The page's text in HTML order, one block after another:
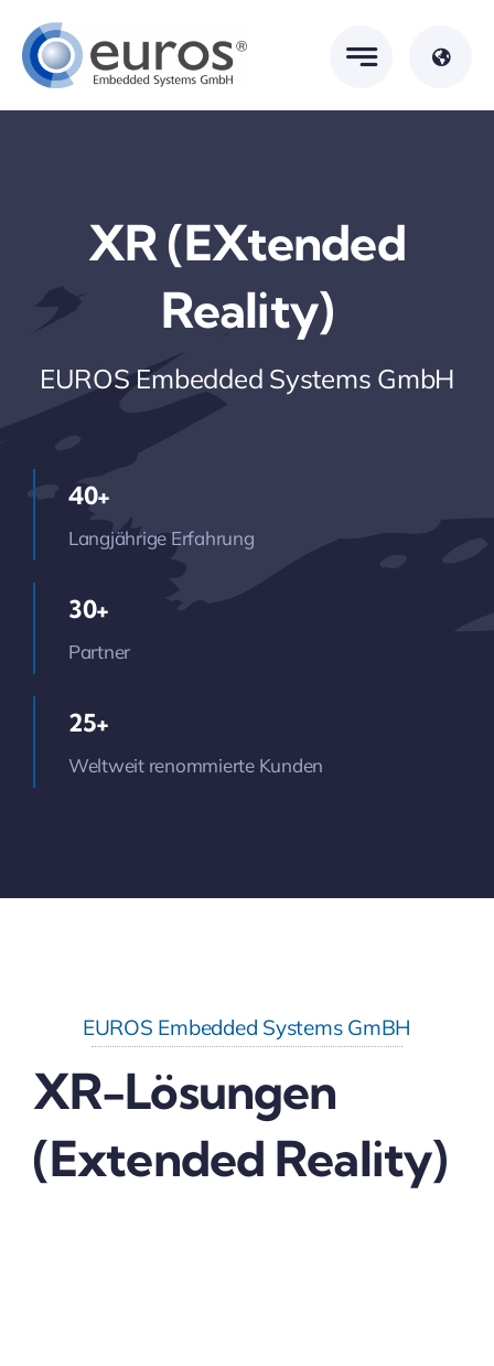
content
XR (eXtended
Reality)
EUROS Embedded Systems GmbH
40+
Langjährige Erfahrung
30+
Partner
25+
Weltweit renommierte Kunden
EUROS Embedded Systems GmBH
XR-Lösungen
(Extended Reality)